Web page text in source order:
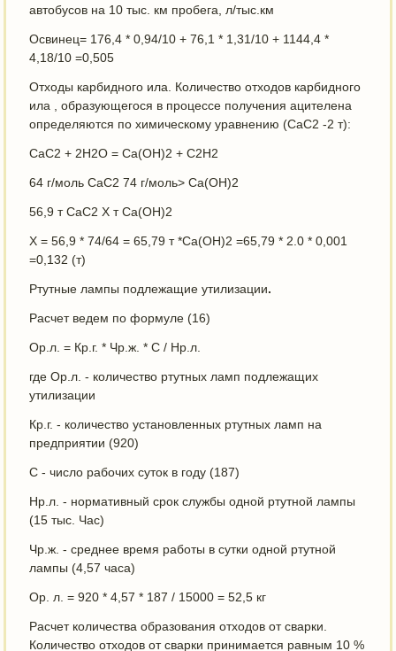
автобусов на 10 тыс. км пробега, л/тыс.км
Освинец= 176,4 * 0,94/10 + 76,1 * 1,31/10 + 1144,4 *
4,18/10 =0,505
Отходы карбидного ила. Количество отходов карбидного
ила , образующегося в процессе получения ацителена
определяются по химическому уравнению (СаС2 -2 т):
СаС2 + 2Н2О = Са(ОН)2 + С2Н2
64 г/моль СаС2 74 г/моль> Са(ОН)2
56,9 т СаС2 X т Са(ОН)2
X = 56,9 * 74/64 = 65,79 т *Са(ОН)2 =65,79 * 2.0 * 0,001
=0,132 (т)
Ртутные лампы подлежащие утилизации.
Расчет ведем по формуле (16)
Ор.л. = Кр.г. * Чр.ж. * С / Нр.л.
где Ор.л. - количество ртутных ламп подлежащих
утилизации
Кр.г. - количество установленных ртутных ламп на
предприятии (920)
С - число рабочих суток в году (187)
Нр.л. - нормативный срок службы одной ртутной лампы
(15 тыс. Час)
Чр.ж. - среднее время работы в сутки одной ртутной
лампы (4,57 часа)
Ор. л. = 920 * 4,57 * 187 / 15000 = 52,5 кг
Расчет количества образования отходов от сварки.
Количество отходов от сварки принимается равным 10 %